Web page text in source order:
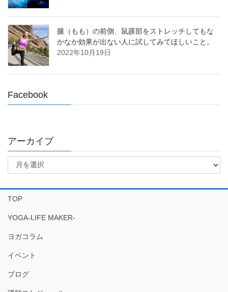
腿（もも）の前側、鼠蹊部をストレッチしてもな
かなか効果が出ない人に試してみてほしいこと。
2022年10月19日
Facebook
アーカイブ
ア
イ
ブ
TOP
YOGA-LIFE MAKER-
ヨガコラム
イベント
ブログ